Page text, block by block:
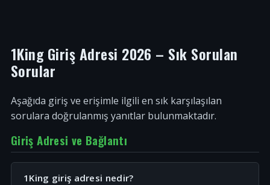
1King Giriş Adresi 2026 – Sık Sorulan
Sorular
Aşağıda giriş ve erişimle ilgili en sık karşılaşılan
sorulara doğrulanmış yanıtlar bulunmaktadır.
Giriş Adresi ve Bağlantı
1King giriş adresi nedir?